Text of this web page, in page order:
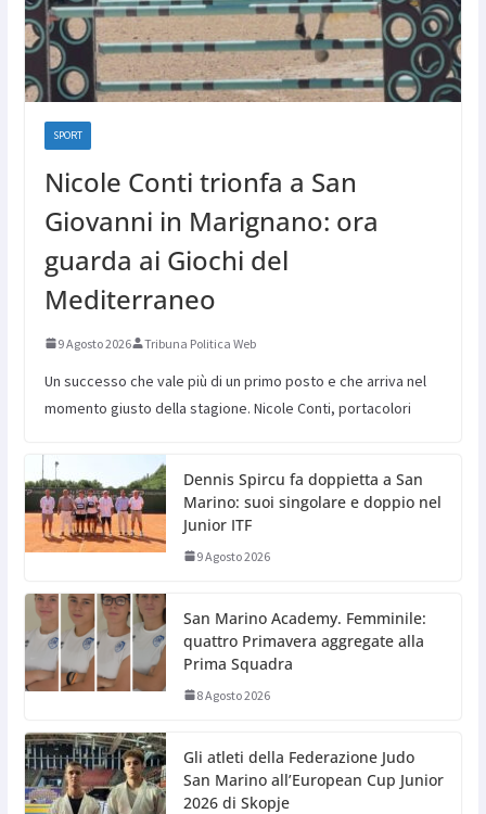
SPORT
Nicole Conti trionfa a San
Giovanni in Marignano: ora
guarda ai Giochi del
Mediterraneo
9 Agosto 2026 Tribuna Politica Web
Un successo che vale più di un primo posto e che arriva nel
momento giusto della stagione. Nicole Conti, portacolori
Dennis Spircu fa doppietta a San
Marino: suoi singolare e doppio nel
Junior ITF
9 Agosto 2026
San Marino Academy. Femminile:
quattro Primavera aggregate alla
Prima Squadra
8 Agosto 2026
Gli atleti della Federazione Judo
San Marino all’European Cup Junior
2026 di Skopje